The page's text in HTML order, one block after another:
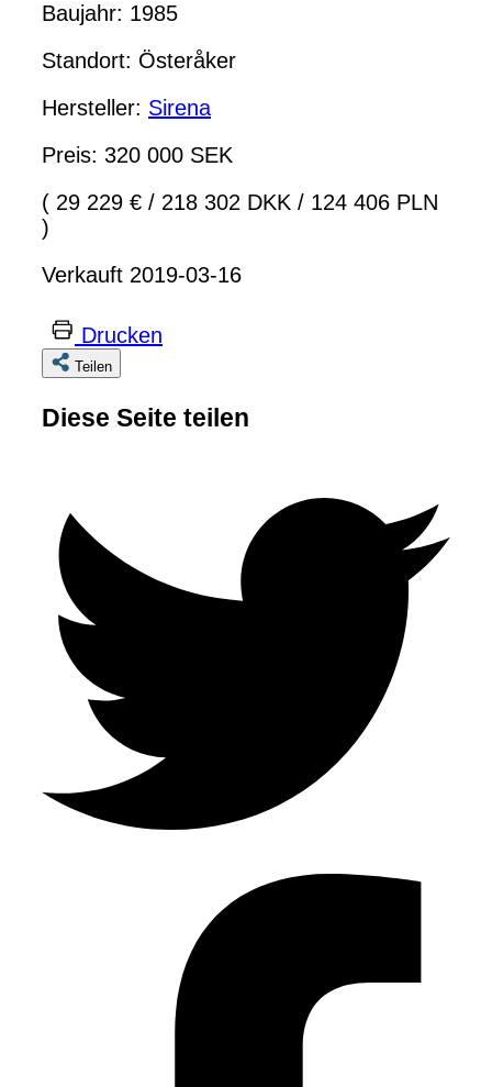
Baujahr: 1985
Standort: Österåker
Hersteller: Sirena
Preis: 320 000 SEK
( 29 229 € / 218 302 DKK / 124 406 PLN
)
Verkauft 2019-03-16
Drucken
Teilen
Diese Seite teilen